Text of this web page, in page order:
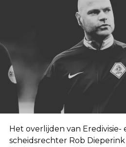
Het overlijden van Eredivisie-
scheidsrechter Rob